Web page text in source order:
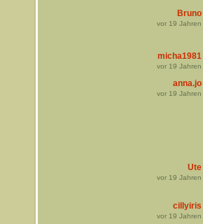
Bruno
vor 19 Jahren
micha1981
vor 19 Jahren
anna.jo
vor 19 Jahren
Ute
vor 19 Jahren
cillyiris
vor 19 Jahren